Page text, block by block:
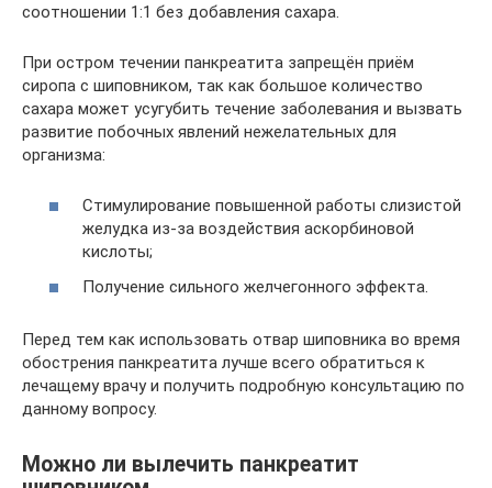
соотношении 1:1 без добавления сахара.
При остром течении панкреатита запрещён приём
сиропа с шиповником, так как большое количество
сахара может усугубить течение заболевания и вызвать
развитие побочных явлений нежелательных для
организма:
Стимулирование повышенной работы слизистой
желудка из-за воздействия аскорбиновой
кислоты;
Получение сильного желчегонного эффекта.
Перед тем как использовать отвар шиповника во время
обострения панкреатита лучше всего обратиться к
лечащему врачу и получить подробную консультацию по
данному вопросу.
Можно ли вылечить панкреатит